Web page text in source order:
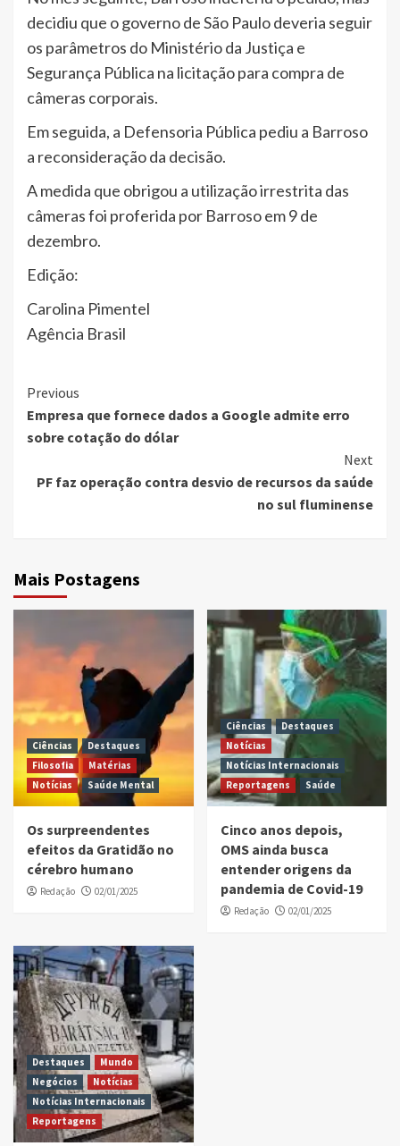
decidiu que o governo de São Paulo deveria seguir
os parâmetros do Ministério da Justiça e
Segurança Pública na licitação para compra de
câmeras corporais.
Em seguida, a Defensoria Pública pediu a Barroso
a reconsideração da decisão.
A medida que obrigou a utilização irrestrita das
câmeras foi proferida por Barroso em 9 de
dezembro.
Edição:
Carolina Pimentel
Agência Brasil
Continue
Reading
Previous
Empresa que fornece dados a Google admite erro
sobre cotação do dólar
Next
PF faz operação contra desvio de recursos da saúde
no sul fluminense
Mais Postagens
Ciências
Destaques
Filosofia
Matérias
Notícias
Saúde Mental
Os surpreendentes
efeitos da Gratidão no
cérebro humano
Redação 02/01/2025
Ciências
Destaques
Notícias
Notícias Internacionais
Reportagens
Saúde
Cinco anos depois,
OMS ainda busca
entender origens da
pandemia de Covid-19
Redação 02/01/2025
Destaques
Mundo
Negócios
Notícias
Notícias Internacionais
Reportagens